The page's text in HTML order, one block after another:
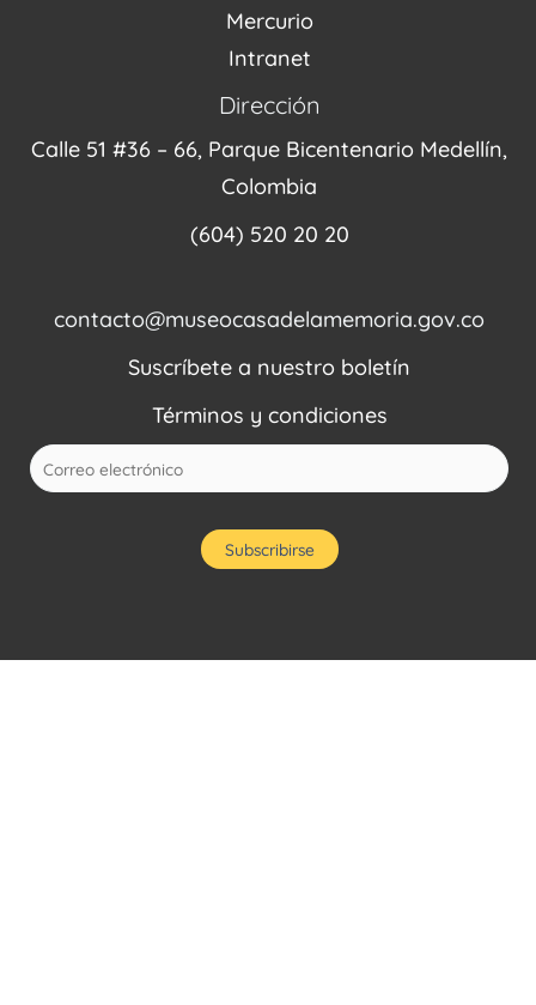
Mercurio
Intranet
Dirección
Calle 51 #36 – 66, Parque Bicentenario Medellín,
Colombia
(604) 520 20 20
contacto@museocasadelamemoria.gov.co
Suscríbete a nuestro boletín
Términos y condiciones